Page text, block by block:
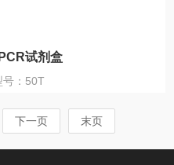
试剂盒
号：50T
下一页 末页